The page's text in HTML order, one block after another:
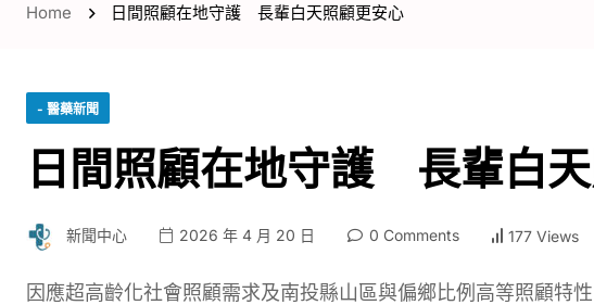
Home 日間照顧在地守護 長輩白天照顧更安心
- 醫藥新聞
日間照顧在地守護 長輩白
新聞中心 2026 年 4 月 20 日 0 Comments 177 Views
因應超高齡化社會照顧需求及南投縣山區與偏鄉比例高等照顧特